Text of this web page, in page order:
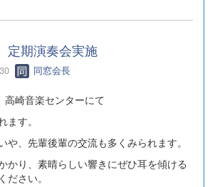
期演奏会実施
同窓会長
崎音楽センターにて
ます。
や、先輩後輩の交流も多くみられます。
かり、素晴らしい響きにぜひ耳を傾ける
ださい。